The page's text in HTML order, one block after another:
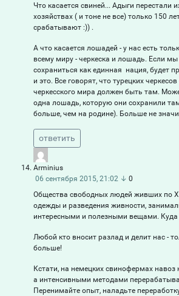
Что касается свиней... Адыги перестали
хозяйствах ( и тоне не все) только 150
срабатывают :)) .
А что касается лошадей - у нас есть
всему миру - черкеска и лошадь. Если
сохраниться как единная нация, будет
и это. Все говорят, что турецких
черкесского мира должен быть там.
одна лошадь, которую они сохранили
больше, чем на родине). Больше не
ответить
Arminius
06 сентября 2015, 21:02 ↓ 0
Общества свободных людей живших по
одежды и разведения живности,
интересными и полезными вещами. Куда
Любой кто вносит разлад и делит нас -
больше!
Кстати, на немецких свинофермах навоз
а интенсивными методами
Перенимайте опыт, наладьте